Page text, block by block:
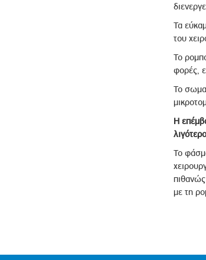
Τα
του
Το
φορές,
Το
Η
Το
με τη